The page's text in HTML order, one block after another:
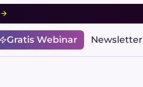
Gratis Webinar Newsletter